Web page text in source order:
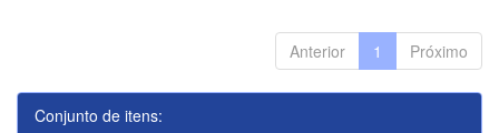
Anterior 1 Próximo
Conjunto de itens: